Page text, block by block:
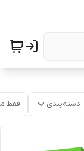
دسته‌بندی فقط